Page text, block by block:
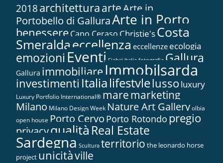
2018architetturaarteArte in...
Portobello di GalluraArte in Porto
benessereCapo Ceraso Christie'sCosta
Smeraldaeccellenza eccellenze ecologia
emozioni Eventi Fiabci Italia fotografia Gallura
Gallura immobiliareImmobilsarda
investimenti Italialifestylelusso luxury
Luxury Portfolio International® maremarketing
Milano Milano Design Week Nature Art Galleryolbia
open house Porto Cervo Porto Rotondo pregio
privacyqualità Real Estate
Sardegna Scultura territorio the leonardo horse
project unicitàville